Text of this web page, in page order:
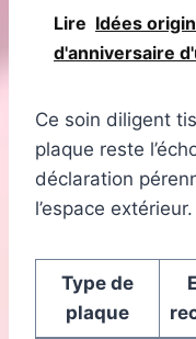
Lire Idées
d'anniversaire
Ce soin diligent
plaque reste
déclaration
l’espace extérieur.
Type de
plaque